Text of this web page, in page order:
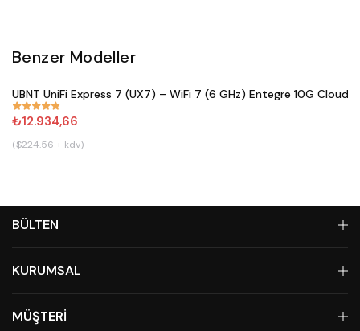
Benzer Modeller
#833
UBNT UniFi Express 7 (UX7) – WiFi 7 (6 GHz) Entegre 10G
₺12.934,66
($224.56 + kdv)
BÜLTEN
KURUMSAL
MÜŞTERİ